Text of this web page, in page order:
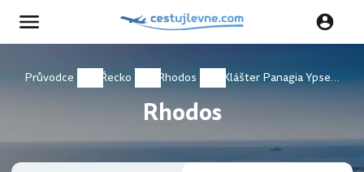
Průvodce Řecko Rhodos Klášter Panagia Ypseni Lardos
Rhodos